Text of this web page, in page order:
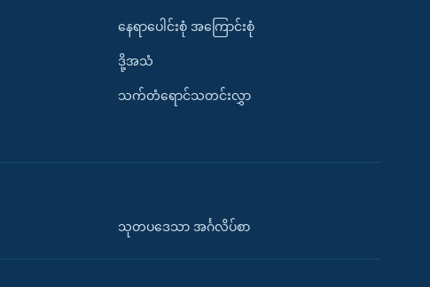
နေရာပေါင်းစုံ အကြောင်းစုံ
ဒို့အသံ
သက်တံရောင်သတင်းလွှာ
သုတပဒေသာ အင်္ဂလိပ်စာ